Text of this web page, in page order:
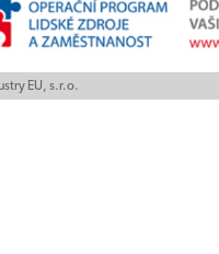
EU, s.r.o.